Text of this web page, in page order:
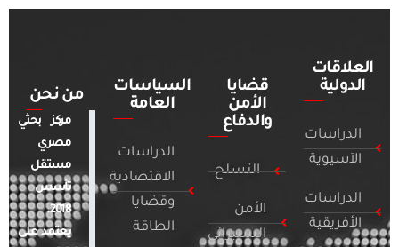
العلاقات
الدولية
الدراسات
الآسيوية
الدراسات
الأفريقية
قضايا
الأمن
والدفاع
التسلح
الأمن
السيبراني
السياسات
العامة
الدراسات
الاقتصادية
وقضايا
الطاقة
من نحن
مركز بحثي
مصري
مستقل
تأسس
2018.
يعتمد على